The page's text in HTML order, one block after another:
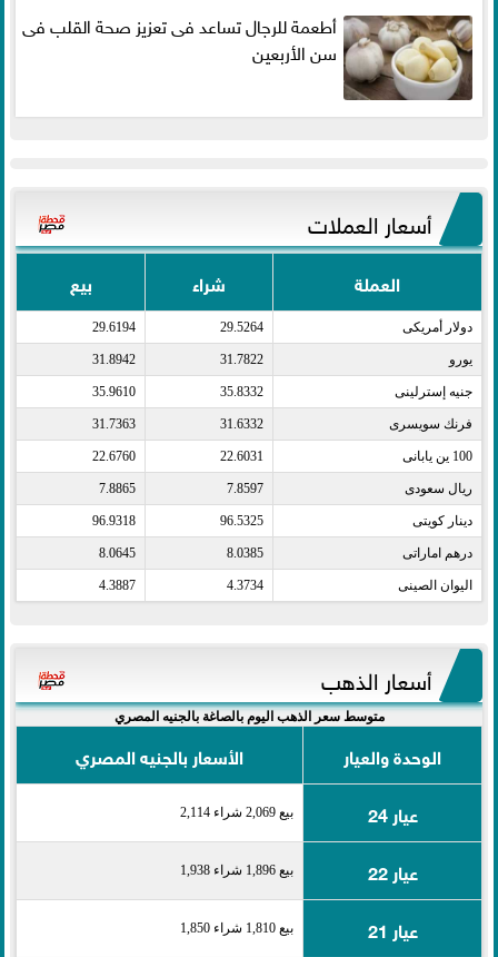
أطعمة للرجال تساعد فى تعزيز صحة القلب فى
سن الأربعين
أسعار العملات
العملة شراء بيع
دولار أمريكى​ 29.5264
29.6194
يورو​ 31.7822
31.8942
جنيه إسترلينى​ 35.8332
35.9610
فرنك سويسرى​ 31.6332
31.7363
100 ين يابانى​ 22.6031
22.6760
ريال سعودى​ 7.8597
7.8865
دينار كويتى​ 96.5325
96.9318
درهم اماراتى​ 8.0385
8.0645
اليوان الصينى​ 4.3734
4.3887
أسعار الذهب
متوسط سعر الذهب اليوم بالصاغة بالجنيه المصري
الوحدة والعيار
الأسعار بالجنيه المصري
عيار 24
بيع 2,069 شراء 2,114
عيار 22 بيع 1,896 شراء 1,938
عيار 21 بيع 1,810 شراء 1,850